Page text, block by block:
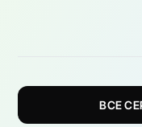
ВСЕ